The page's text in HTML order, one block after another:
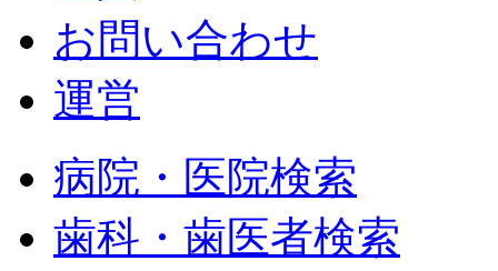
お問い合わせ
運営
病院・医院検索
歯科・歯医者検索